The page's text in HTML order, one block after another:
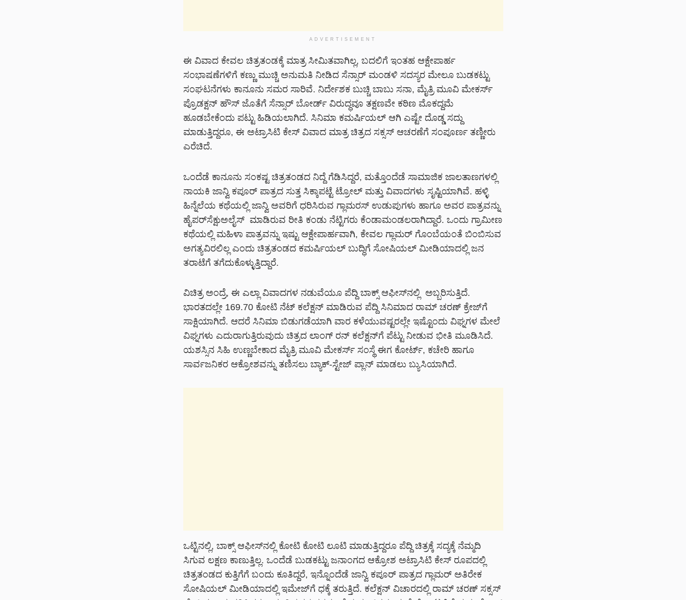
ADVERTISEMENT
ಈ ವಿವಾದ ಕೇವಲ ಚಿತ್ರತಂಡಕ್ಕೆ ಮಾತ್ರ ಸೀಮಿತವಾಗಿಲ್ಲ, ಬದಲಿಗೆ ಇಂತಹ ಆಕ್ಷೇಪಾರ್ಹ
ಸಂಭಾಷಣೆಗಳಿಗೆ ಕಣ್ಣು ಮುಚ್ಚಿ ಅನುಮತಿ ನೀಡಿದ ಸೆನ್ಸಾರ್ ಮಂಡಳಿ ಸದಸ್ಯರ ಮೇಲೂ ಬುಡಕಟ್ಟು
ಸಂಘಟನೆಗಳು ಕಾನೂನು ಸಮರ ಸಾರಿವೆ. ನಿರ್ದೇಶಕ ಬುಚ್ಚಿ ಬಾಬು ಸನಾ, ಮೈತ್ರಿ ಮೂವಿ ಮೇಕರ್ಸ್
ಪ್ರೊಡಕ್ಷನ್ ಹೌಸ್ ಜೊತೆಗೆ ಸೆನ್ಸಾರ್ ಬೋರ್ಡ್ ವಿರುದ್ಧವೂ ತಕ್ಷಣವೇ ಕಠಿಣ ಮೊಕದ್ದಮೆ
ಹೂಡಬೇಕೆಂದು ಪಟ್ಟು ಹಿಡಿಯಲಾಗಿದೆ. ಸಿನಿಮಾ ಕಮರ್ಷಿಯಲ್ ಆಗಿ ಎಷ್ಟೇ ದೊಡ್ಡ ಸದ್ದು
ಮಾಡುತ್ತಿದ್ದರೂ, ಈ ಅಟ್ರಾಸಿಟಿ ಕೇಸ್ ವಿವಾದ ಮಾತ್ರ ಚಿತ್ರದ ಸಕ್ಸಸ್ ಆಚರಣೆಗೆ ಸಂಪೂರ್ಣ ತಣ್ಣೀರು
ಎರೆಚಿದೆ.
ಒಂದೆಡೆ ಕಾನೂನು ಸಂಕಷ್ಟ ಚಿತ್ರತಂಡದ ನಿದ್ದೆ ಗೆಡಿಸಿದ್ದರೆ, ಮತ್ತೊಂದೆಡೆ ಸಾಮಾಜಿಕ ಜಾಲತಾಣಗಳಲ್ಲಿ
ನಾಯಕಿ ಜಾನ್ವಿ ಕಪೂರ್ ಪಾತ್ರದ ಸುತ್ತ ಸಿಕ್ಕಾಪಟ್ಟೆ ಟ್ರೋಲ್ ಮತ್ತು ವಿವಾದಗಳು ಸೃಷ್ಟಿಯಾಗಿವೆ. ಹಳ್ಳಿ
ಹಿನ್ನೆಲೆಯ ಕಥೆಯಲ್ಲಿ ಜಾನ್ವಿ ಅವರಿಗೆ ಧರಿಸಿರುವ ಗ್ಲಾಮರಸ್ ಉಡುಪುಗಳು ಹಾಗೂ ಅವರ ಪಾತ್ರವನ್ನು
ಹೈಪರ್‌ಸೆಕ್ಷುಅಲೈಸ್ ಮಾಡಿರುವ ರೀತಿ ಕಂಡು ನೆಟ್ಟಿಗರು ಕೆಂಡಾಮಂಡಲರಾಗಿದ್ದಾರೆ. ಒಂದು ಗ್ರಾಮೀಣ
ಕಥೆಯಲ್ಲಿ ಮಹಿಳಾ ಪಾತ್ರವನ್ನು ಇಷ್ಟು ಆಕ್ಷೇಪಾರ್ಹವಾಗಿ, ಕೇವಲ ಗ್ಲಾಮರ್ ಗೊಂಬೆಯಂತೆ ಬಿಂಬಿಸುವ
ಅಗತ್ಯವಿರಲಿಲ್ಲ ಎಂದು ಚಿತ್ರತಂಡದ ಕಮರ್ಷಿಯಲ್ ಬುದ್ಧಿಗೆ ಸೋಷಿಯಲ್ ಮೀಡಿಯಾದಲ್ಲಿ ಜನ
ತರಾಟೆಗೆ ತಗೆದುಕೊಳ್ಳುತ್ತಿದ್ದಾರೆ.
ವಿಚಿತ್ರ ಅಂದ್ರೆ, ಈ ಎಲ್ಲಾ ವಿವಾದಗಳ ನಡುವೆಯೂ ಪೆದ್ದಿ ಬಾಕ್ಸ್ ಆಫೀಸ್‌ನಲ್ಲಿ ಅಬ್ಬರಿಸುತ್ತಿದೆ.
ಭಾರತದಲ್ಲೇ 169.70 ಕೋಟಿ ನೆಟ್ ಕಲೆಕ್ಷನ್ ಮಾಡಿರುವ ಪೆದ್ದಿ ಸಿನಿಮಾದ ರಾಮ್ ಚರಣ್ ಕ್ರೇಜ್‌ಗೆ
ಸಾಕ್ಷಿಯಾಗಿದೆ. ಆದರೆ ಸಿನಿಮಾ ಬಿಡುಗಡೆಯಾಗಿ ವಾರ ಕಳೆಯುವಷ್ಟರಲ್ಲೇ ಇಷ್ಟೊಂದು ವಿಘ್ನಗಳ ಮೇಲೆ
ವಿಘ್ನಗಳು ಎದುರಾಗುತ್ತಿರುವುದು ಚಿತ್ರದ ಲಾಂಗ್ ರನ್ ಕಲೆಕ್ಷನ್‌ಗೆ ಪೆಟ್ಟು ನೀಡುವ ಭೀತಿ ಮೂಡಿಸಿದೆ.
ಯಶಸ್ಸಿನ ಸಿಹಿ ಉಣ್ಣಬೇಕಾದ ಮೈತ್ರಿ ಮೂವಿ ಮೇಕರ್ಸ್ ಸಂಸ್ಥೆ ಈಗ ಕೋರ್ಟ್, ಕಚೇರಿ ಹಾಗೂ
ಸಾರ್ವಜನಿಕರ ಆಕ್ರೋಶವನ್ನು ತಣಿಸಲು ಬ್ಯಾಕ್-ಸ್ಟೇಜ್ ಪ್ಲಾನ್ ಮಾಡಲು ಬ್ಯುಸಿಯಾಗಿದೆ.
ಒಟ್ಟಿನಲ್ಲಿ, ಬಾಕ್ಸ್ ಆಫೀಸ್‌ನಲ್ಲಿ ಕೋಟಿ ಕೋಟಿ ಲೂಟಿ ಮಾಡುತ್ತಿದ್ದರೂ ಪೆದ್ದಿ ಚಿತ್ರಕ್ಕೆ ಸದ್ಯಕ್ಕೆ ನೆಮ್ಮದಿ
ಸಿಗುವ ಲಕ್ಷಣ ಕಾಣುತ್ತಿಲ್ಲ. ಒಂದೆಡೆ ಬುಡಕಟ್ಟು ಜನಾಂಗದ ಆಕ್ರೋಶ ಅಟ್ರಾಸಿಟಿ ಕೇಸ್ ರೂಪದಲ್ಲಿ
ಚಿತ್ರತಂಡದ ಕುತ್ತಿಗೆಗೆ ಬಂದು ಕೂತಿದ್ದರೆ, ಇನ್ನೊಂದೆಡೆ ಜಾನ್ವಿ ಕಪೂರ್ ಪಾತ್ರದ ಗ್ಲಾಮರ್ ಅತಿರೇಕ
ಸೋಷಿಯಲ್ ಮೀಡಿಯಾದಲ್ಲಿ ಇಮೇಜ್‌ಗೆ ಧಕ್ಕೆ ತರುತ್ತಿದೆ. ಕಲೆಕ್ಷನ್ ವಿಚಾರದಲ್ಲಿ ರಾಮ್ ಚರಣ್ ಸಕ್ಸಸ್